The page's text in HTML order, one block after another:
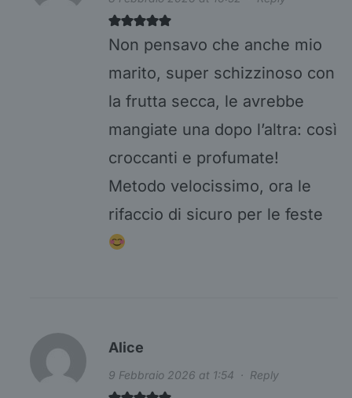
Non pensavo che anche mio
marito, super schizzinoso con
la frutta secca, le avrebbe
mangiate una dopo l’altra: così
croccanti e profumate!
Metodo velocissimo, ora le
rifaccio di sicuro per le feste
Alice
9 Febbraio 2026 at 1:54 · Reply